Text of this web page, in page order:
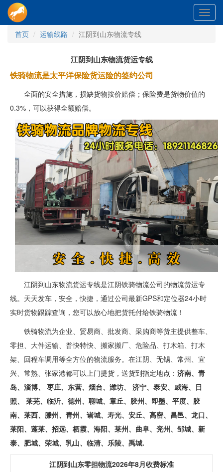
首页
运输线路 江阴到山东物流专线
江阴到山东物流货运专线
铁骑物流是太平洋保险货运险的签约公司
全面的安全措施，损缺货物按价赔偿；保险费是货物价值的
0.3%，可以获得全额赔偿。
江阴到山东物流货运专线是江阴铁骑物流公司的物流货运专
线。天天发车，安全，快捷，通过公司最新GPS和定位器24小时
实时货物跟踪查询，您可以放心地把货托付给铁骑物流！
铁骑物流为企业、贸易商、批发商、采购商等货主提供整车、
零担、大件运输、普快特快、搬家搬厂、危险品、打木箱、打木
架、回程车调用等全方位的物流服务。在江阴、无锡、常州、宜
兴、常熟、张家港都可以上门提货，送货到指定地点： 济南、青
岛、淄博、 枣庄、东营、烟台、潍坊、 济宁、泰安、威海、日
照、 莱芜、临沂、德州、聊城、章丘、胶州、即墨、平度、胶
南、莱西、滕州、青州、诸城、寿光、安丘、高密、昌邑、龙口、
莱阳、蓬莱、招远、栖霞、海阳、莱州、曲阜、兖州、邹城、新
泰、肥城、荣城、乳山、临清、乐陵、禹城.
江阴到山东零担物流2026年8月收费标准